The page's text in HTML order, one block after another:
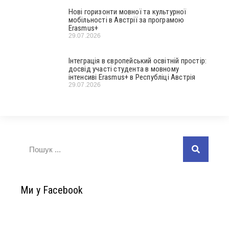
Нові горизонти мовної та культурної
мобільності в Австрії за програмою
Erasmus+
29.07.2026
Інтеграція в європейський освітній простір:
досвід участі студента в мовному
інтенсиві Erasmus+ в Республіці Австрія
29.07.2026
Ми у Facebook